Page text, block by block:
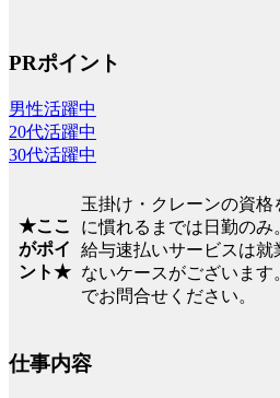
PRポイント
男性活躍中
20代活躍中
30代活躍中
★ここ
がポイ
ント★
玉掛け・クレーンの資
に慣れるまでは日勤のみ
給与速払いサービスは就
ないケースがございます
でお問合せください。
仕事内容